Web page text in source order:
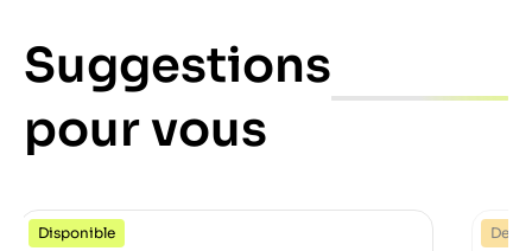
Suggestions
pour vous
Disponible